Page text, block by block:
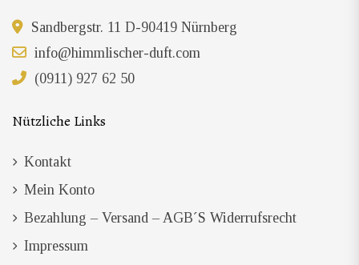
Sandbergstr. 11 D-90419 Nürnberg
info@himmlischer-duft.com
(0911) 927 62 50
Nützliche Links
Kontakt
Mein Konto
Bezahlung – Versand – AGB´s Widerrufsrecht
Impressum